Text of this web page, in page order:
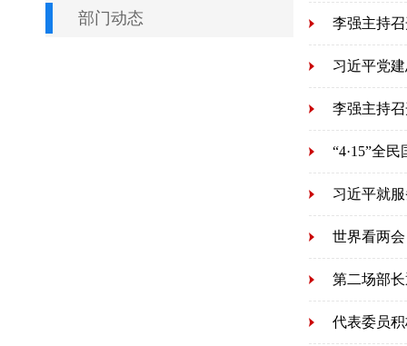
部门动态
习近平党
“4·15”全
习近平就
世界看两
第二场部
代表委员